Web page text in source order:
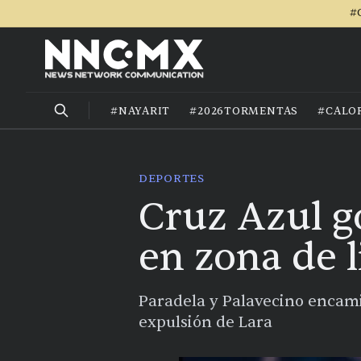
#NAYARIT #2026TORMENTAS
DEPORTES
Cruz Azul
en zona de
Paradela y Palavecino
expulsión de Lara